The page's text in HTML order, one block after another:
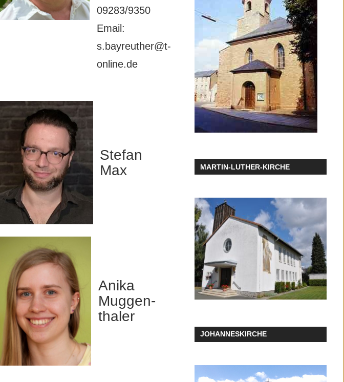
09283/9350
Email:
s.bayreuther@t-
online.de
Stefan
Max
Anika
Muggen-
thaler
MARTIN-LUTHER-KIRCHE
JOHANNESKIRCHE